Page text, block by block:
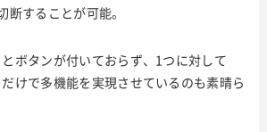
することが可能。
ボタンが付いておらず、1つに対して
けで多機能を実現させているのも素晴ら